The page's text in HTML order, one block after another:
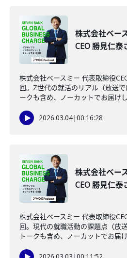
株式会社ベー
CEO 勝見仁泰
株式会社ベースミー 代表取締役
回。Z世代の就活のリアル（放送
ークも含め、ノーカットでお届けし
2026.03.04|00:16:28
株式会社ベー
CEO 勝見仁泰
株式会社ベースミー 代表取締役
回。現代の就職活動の課題点（放
トークも含め、ノーカットでお届け